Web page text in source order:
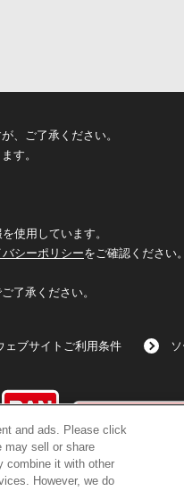
、ご了承ください。
す。
使用しています。
バシーポリシーをご確認ください。
了承ください。
ェブサイトご利用条件
and ads. Please click
may sell or share
combine it with other
However, we do